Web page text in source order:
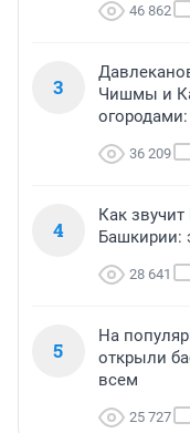
46 862
3
Чишмы и
36 209
4
Как
Башкирии:
28 641
5
На
открыли
всем
25 727